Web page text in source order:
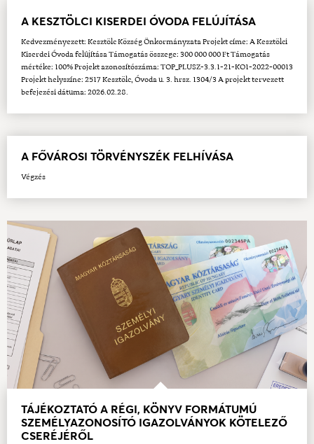
A KESZTÖLCI KISERDEI ÓVODA FELÚJÍTÁSA
Kedvezményezett: Kesztölc Község Önkormányzata Projekt címe: A Kesztölci
Kiserdei Óvoda felújítása Támogatás összege: 300 000 000 Ft Támogatás
mértéke: 100% Projekt azonosítószáma: TOP_PLUSZ-3.3.1-21-KO1-2022-00013
Projekt helyszíne: 2517 Kesztölc, Óvoda u. 3. hrsz. 1304/3 A projekt tervezett
befejezési dátuma: 2026.02.28.
A FŐVÁROSI TÖRVÉNYSZÉK FELHÍVÁSA
Végzés
TÁJÉKOZTATÓ A RÉGI, KÖNYV FORMÁTUMÚ
SZEMÉLYAZONOSÍTÓ IGAZOLVÁNYOK KÖTELEZŐ
CSERÉJÉRŐL